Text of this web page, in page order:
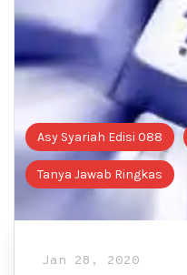
Asy Syariah Edisi 088
Tanya Jawab Ringkas
Jan 28, 2020